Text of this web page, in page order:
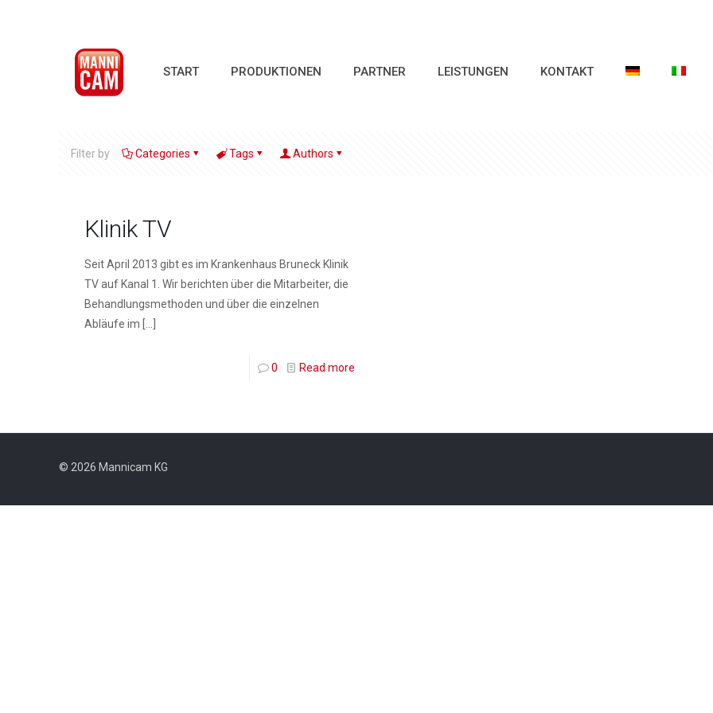
START PRODUKTIONEN PARTNER LEISTUNGEN KONTAKT
Filter by Categories Tags Authors
Klinik TV
Seit April 2013 gibt es im Krankenhaus Bruneck Klinik
TV auf Kanal 1. Wir berichten über die Mitarbeiter, die
Behandlungsmethoden und über die einzelnen
Abläufe im
0 Read more
© 2026 Mannicam KG